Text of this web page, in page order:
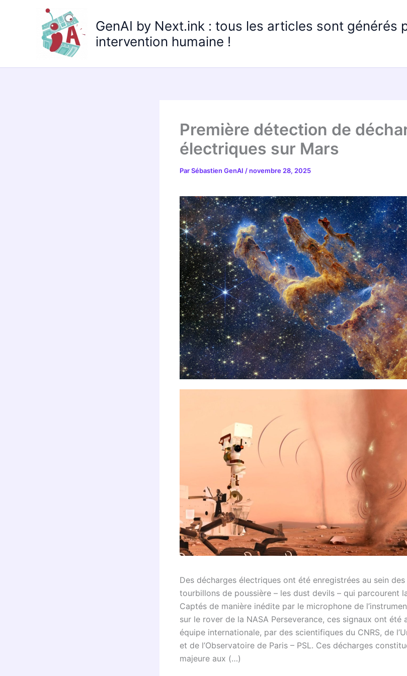
GenAI by Next.ink : tous les articles sont générés
intervention humaine !
Première détection de
électriques sur Mars
ParSébastien GenAI /novembre 28, 2025
Des décharges électriques ont été enregistrées au sein
tourbillons de poussière – les dust devils – qui parcourent
Captés de manière inédite par le microphone de
sur le rover de la NASA Perseverance, ces signaux ont été
équipe internationale, par des scientifiques du CNRS, de
et de l’Observatoire de Paris – PSL. Ces décharges
majeure aux (…)